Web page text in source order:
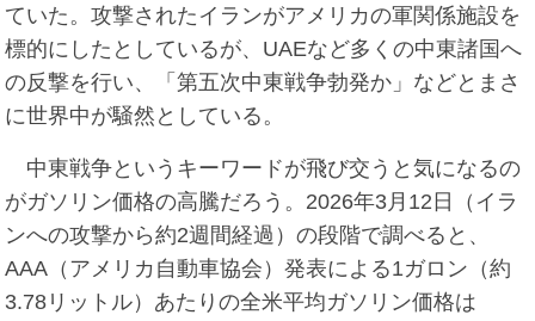
ていた。攻撃されたイランがアメリカの軍関係施設を
標的にしたとしているが、UAEなど多くの中東諸国へ
の反撃を行い、「第五次中東戦争勃発か」などとまさ
に世界中が騒然としている。
中東戦争というキーワードが飛び交うと気になるの
がガソリン価格の高騰だろう。2026年3月12日（イラ
ンへの攻撃から約2週間経過）の段階で調べると、
AAA（アメリカ自動車協会）発表による1ガロン（約
3.78リットル）あたりの全米平均ガソリン価格は